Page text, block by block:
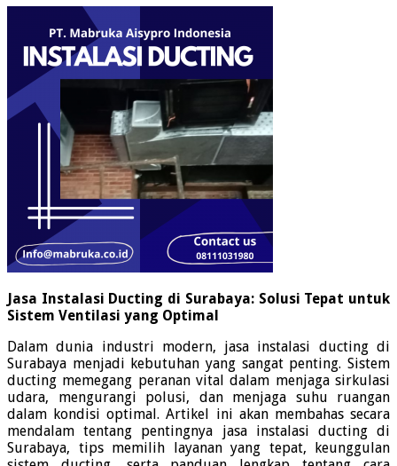
Jasa Instalasi Ducting di Surabaya: Solusi Tepat untuk
Sistem Ventilasi yang Optimal
Dalam dunia industri modern, jasa instalasi ducting di
Surabaya menjadi kebutuhan yang sangat penting. Sistem
ducting memegang peranan vital dalam menjaga sirkulasi
udara, mengurangi polusi, dan menjaga suhu ruangan
dalam kondisi optimal. Artikel ini akan membahas secara
mendalam tentang pentingnya jasa instalasi ducting di
Surabaya, tips memilih layanan yang tepat, keunggulan